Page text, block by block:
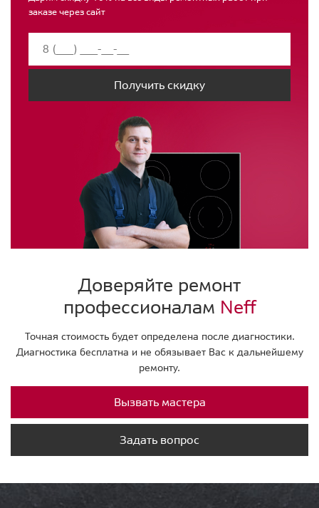
заказе через сайт
Получить скидку
Доверяйте ремонт
профессионалам Neff
Точная стоимость будет определена после диагностики.
Диагностика бесплатна и не обязывает Вас к дальнейшему
ремонту.
Вызвать мастера
Задать вопрос